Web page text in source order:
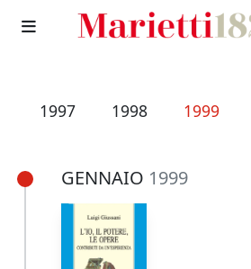
1997 1998 1999
GENNAIO 1999